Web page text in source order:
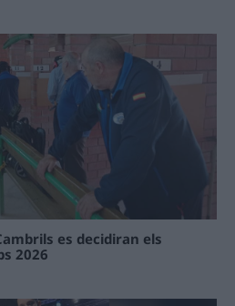
es decidiran els
2026